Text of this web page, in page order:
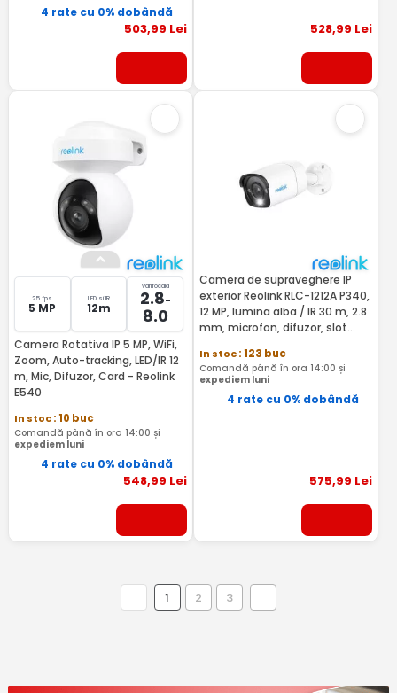
4 rate cu 0% dobândă
503,99 Lei 528,99 Lei
25 fps
5 MP
LED si IR
12m
varifocala
2.8-
8.0
Camera Rotativa IP 5 MP, WiFi,
Zoom, Auto-tracking, LED/IR 12
m, Mic, Difuzor, Card - Reolink
E540
In stoc: 10 buc
Comandă până în ora 14:00 și
expediem luni
4 rate cu 0% dobândă
548,99 Lei
Camera de supraveghere IP
exterior Reolink RLC-1212A P340,
12 MP, lumina alba / IR 30 m, 2.8
mm, microfon, difuzor, slot
In stoc: 123 buc
Comandă până în ora 14:00 și
expediem luni
4 rate cu 0% dobândă
575,99 Lei
1 2 3